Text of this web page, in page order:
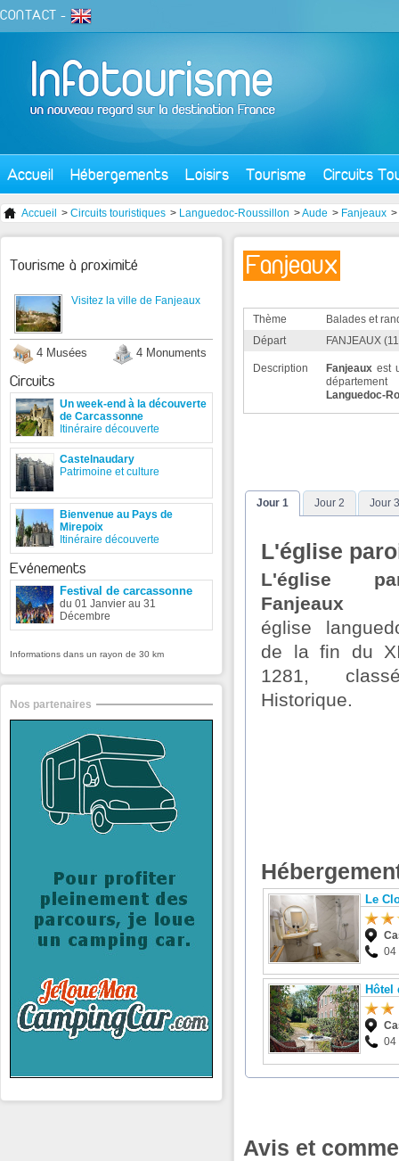
CONTACT -
Accueil Hébergements Loisirs Tourisme Circuits
Accueil > Circuits touristiques > Languedoc-Roussillon >Aude > Fanjeaux
Fanjeaux
Thème
Balades et
Départ
FANJEAUX
Description Fanjeaux est
Languedoc-
Jour 1 Jour 2 Jour
L'église
L'église
Fanjeaux
église
de la fin du
1281,
Historique.
Le
04
Hôtel
04
Avis et
Tourisme à proximité
Visitez la ville de Fanjeaux
4 Musées 4 Monuments
Circuits
Un week-end à la découverte
de Carcassonne
Itinéraire découverte
Castelnaudary
Patrimoine et culture
Bienvenue au Pays de
Mirepoix
Itinéraire découverte
Evénements
Festival de carcassonne
du 01 Janvier au 31
Décembre
Informations dans un rayon de 30 km
Nos partenaires